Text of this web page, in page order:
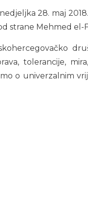
28. maj
strane Mehmed el-
tolerancije,
o univerzalnim